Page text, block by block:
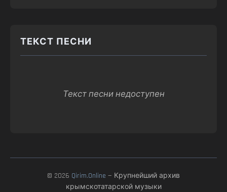
ТЕКСТ ПЕСНИ
Текст песни недоступен
© 2026 Qirim.Online — Крупнейший архив
крымскотатарской музыки